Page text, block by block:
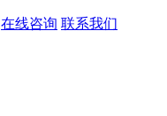
在线咨询 联系我们